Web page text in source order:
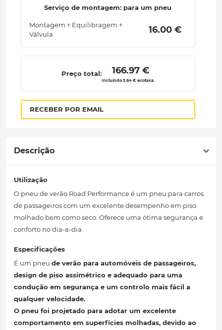
Serviço de montagem: para um pneu
Montagem + Equilibragem +
Válvula
16.00 €
Preço total: 166.97 €
Incluindo 3.64 € ecotaxa.
RECEBER POR EMAIL
Descrição
Utilização
O pneu de verão Road Performance é um pneu para carros
de passageiros com um excelente desempenho em piso
molhado bem como seco. Oferece uma ótima segurança e
conforto no dia-a-dia.
Especificações
É um pneu de verão para automóveis de passageiros,
design de piso assimétrico e adequado para uma
condução em segurança e um controlo mais fácil a
qualquer velocidade.
O pneu foi projetado para adotar um excelente
comportamento em superfícies molhadas, devido ao